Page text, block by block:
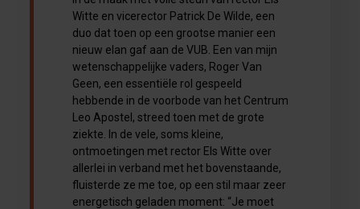
Witte en vicerector Patrick De Wilde, een
duo dat toen op een grootse manier een
nieuw elan gaf aan de VUB. Een van mijn
wetenschappelijke vaders, Roger Van
Geen, een essentiële rol gespeeld
hebbende in de voorbode van het Centrum
Leo Apostel, streed toen met de grote
ziekte. In de vele, soms kleine,
ontmoetingen met rector Els Witte over
allerlei in verband met het bovenstaande,
fluisterde ze me toe, op een stil maar zeer
energetisch geladen moment: “Je moet